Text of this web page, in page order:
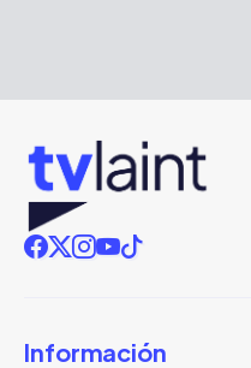
Información